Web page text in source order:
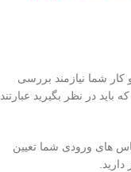
شما نیازمند بررسی
در نظر بگیرید عبارتند
های ورودی شما تعیین